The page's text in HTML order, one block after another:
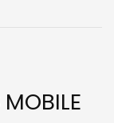
MOBILE